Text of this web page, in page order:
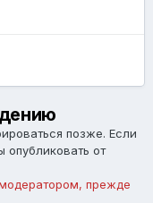
позже. Если
опубликовать от
прежде